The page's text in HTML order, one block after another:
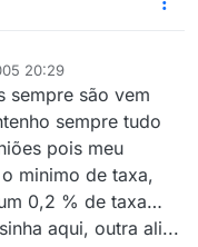
20:29
sempre são vem
sempre tudo
pois meu
minimo de taxa,
0,2 % de taxa…
aqui, outra ali...